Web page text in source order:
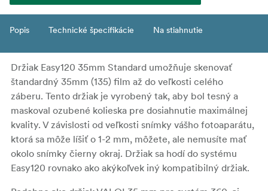
Popis Technické špecifikácie Na stiahnutie
Držiak Easy120 35mm Standard umožňuje skenovať
štandardný 35mm (135) film až do veľkosti celého
záberu. Tento držiak je vyrobený tak, aby bol tesný a
maskoval ozubené kolieska pre dosiahnutie maximálnej
kvality. V závislosti od veľkosti snímky vášho fotoaparátu,
ktorá sa môže líšiť o 1-2 mm, môžete, ale nemusíte mať
okolo snímky čierny okraj. Držiak sa hodí do systému
Easy120 rovnako ako akýkoľvek iný kompatibilný držiak.